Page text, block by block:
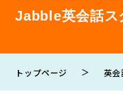
Jabble英会話ス
トップページ ＞ 英